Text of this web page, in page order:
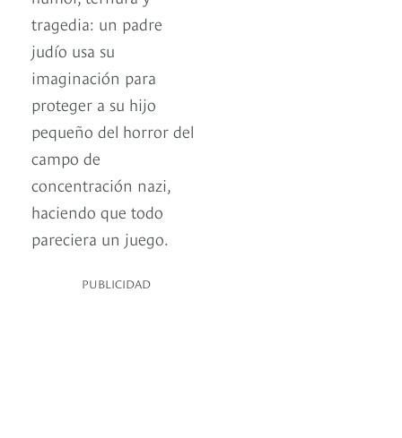
tragedia: un padre
judío usa su
imaginación para
proteger a su hijo
pequeño del horror del
campo de
concentración nazi,
haciendo que todo
pareciera un juego.
PUBLICIDAD